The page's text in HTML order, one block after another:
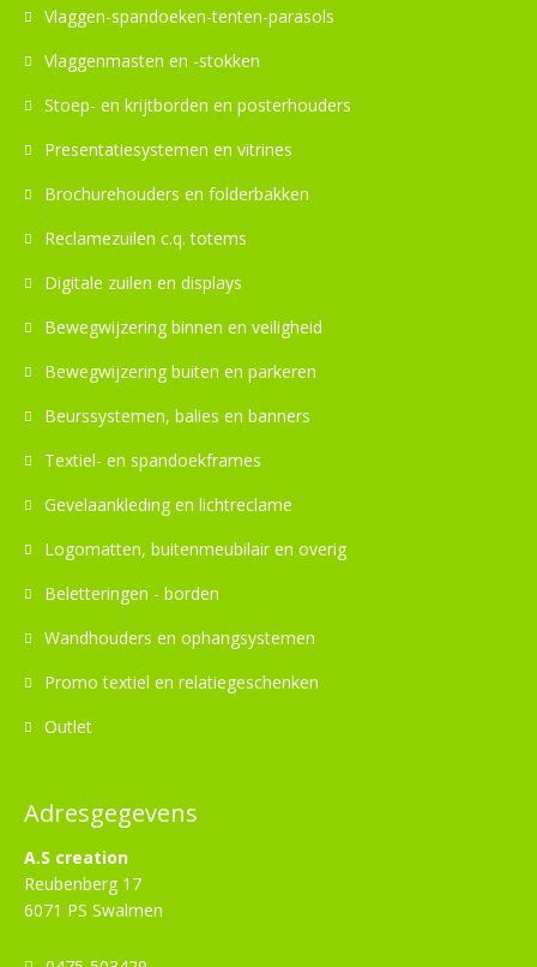
Adresgegevens
A.S creation
Reubenberg 17
6071 PS Swalmen
Vlaggen-spandoeken-tenten-parasols
Vlaggenmasten en -stokken
Stoep- en krijtborden en posterhouders
Presentatiesystemen en vitrines
Brochurehouders en folderbakken
Reclamezuilen c.q. totems
Digitale zuilen en displays
Bewegwijzering binnen en veiligheid
Bewegwijzering buiten en parkeren
Beurssystemen, balies en banners
Textiel- en spandoekframes
Gevelaankleding en lichtreclame
Logomatten, buitenmeubilair en overig
Beletteringen - borden
Wandhouders en ophangsystemen
Promo textiel en relatiegeschenken
Outlet